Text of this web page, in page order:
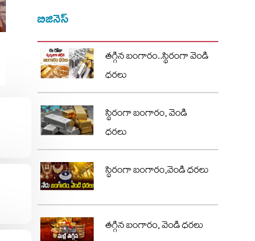
బిజినెస్
తగ్గిన బంగారం..స్థిరంగా వెండి
ధరలు
స్థిరంగా బంగారం, వెండి
ధరలు
స్థిరంగా బంగారం,వెండి ధరలు
తగ్గిన బంగారం, వెండి ధరలు